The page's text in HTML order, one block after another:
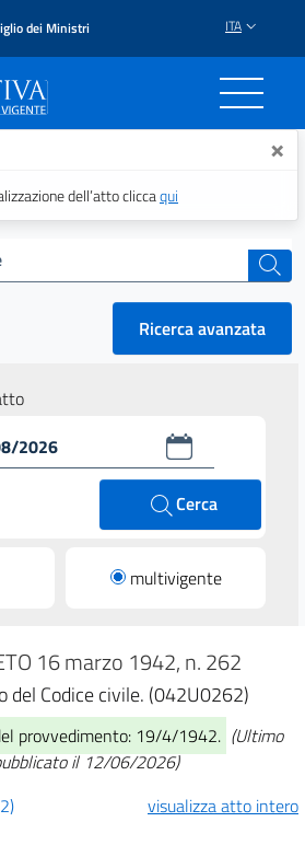
dei Ministri ITA
- Il portale ×
dell’atto cliccaqui
cerca
Ricerca avanzata
Cerca
multivigente
16 marzo 1942, n. 262
del Codice civile. (042U0262)
provvedimento: 19/4/1942. (Ultimo
il 12/06/2026)
visualizza atto intero